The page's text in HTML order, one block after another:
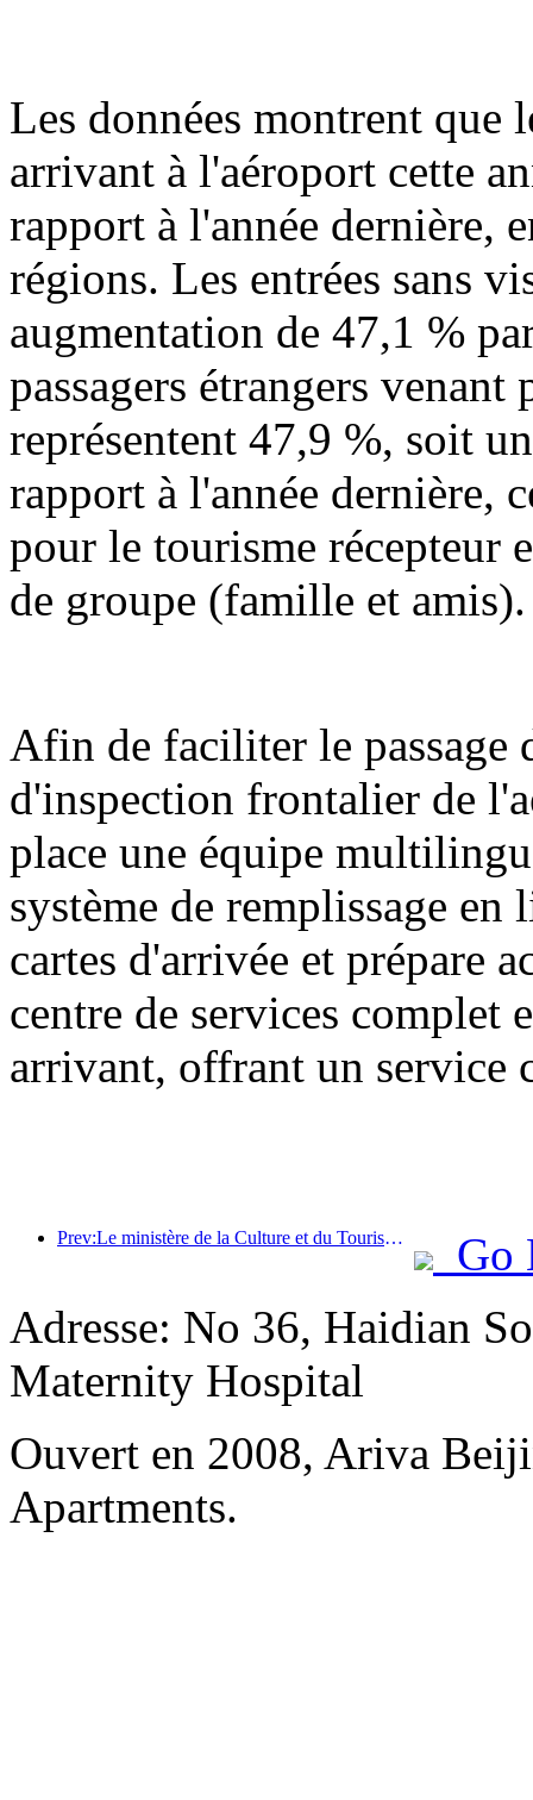
Les données montrent que
arrivant à l'aéroport cette
rapport à l'année dernière,
régions. Les entrées sans
augmentation de 47,1 %
passagers étrangers
représentent 47,9 %, soit
rapport à l'année dernière,
pour le tourisme récepteur
de groupe (famille et amis).
Afin de faciliter le passage
d'inspection frontalier de
place une équipe
système de remplissage
cartes d'arrivée et prépare
centre de services complet
arrivant, offrant un service
Prev:Le ministère de la Culture et du Tourisme a indiqué qu'en 2025, 16 994 sites touristiques de niveau A ont accueilli 7,51 milliards de visiteurs, générant des recettes touristiques de 554,49 milliards de yuans.
Go
Adresse: No 36, Haidian
Maternity Hospital
Ouvert en 2008, Ariva
Apartments.